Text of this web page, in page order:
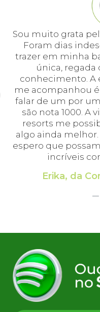
Sou muito grata
Foram dias
trazer em minha
única,
conhecimento. A
me acompanhou
falar de um por
são nota 1000. A
resorts me
algo ainda
espero que
incríveis
Erika, da